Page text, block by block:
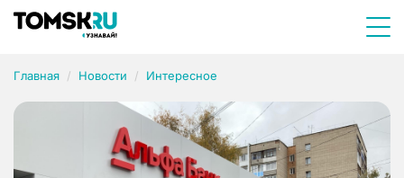
Главная Новости Интересное